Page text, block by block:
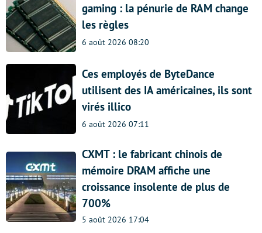
gaming : la pénurie de RAM change
les règles
6 août 2026 08:20
Ces employés de ByteDance
utilisent des IA américaines, ils sont
virés illico
6 août 2026 07:11
CXMT : le fabricant chinois de
mémoire DRAM affiche une
croissance insolente de plus de
700%
5 août 2026 17:04